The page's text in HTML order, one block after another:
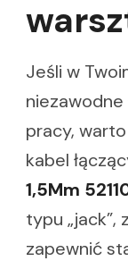
Jeśli w
niezawodne
pracy,
kabel
1,5Mm
typu
zapewnić